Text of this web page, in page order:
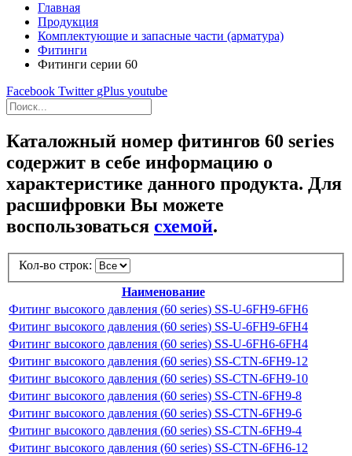
Главная
Продукция
Комплектующие и запасные части (арматура)
Фитинги
Фитинги серии 60
Facebook Twitter gPlus youtube
Каталожный номер фитингов 60 series
содержит в себе информацию о
характеристике данного продукта. Для
расшифровки Вы можете
воспользоваться схемой.
Кол-во строк:
Наименование
Фитинг высокого давления (60 series) SS-U-6FH9-6FH6
Фитинг высокого давления (60 series) SS-U-6FH9-6FH4
Фитинг высокого давления (60 series) SS-U-6FH6-6FH4
Фитинг высокого давления (60 series) SS-CTN-6FH9-12
Фитинг высокого давления (60 series) SS-CTN-6FH9-10
Фитинг высокого давления (60 series) SS-CTN-6FH9-8
Фитинг высокого давления (60 series) SS-CTN-6FH9-6
Фитинг высокого давления (60 series) SS-CTN-6FH9-4
Фитинг высокого давления (60 series) SS-CTN-6FH6-12